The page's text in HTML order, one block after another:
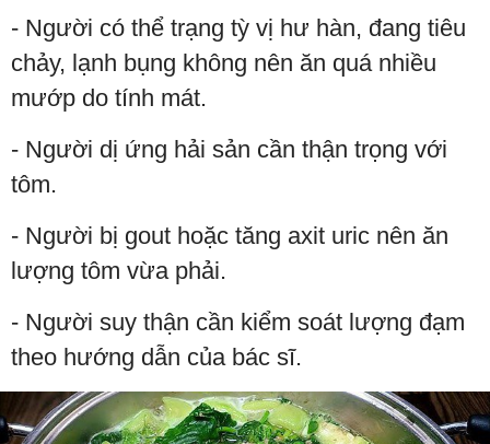
- Người có thể trạng tỳ vị hư hàn, đang tiêu
chảy, lạnh bụng không nên ăn quá nhiều
mướp do tính mát.
- Người dị ứng hải sản cần thận trọng với
tôm.
- Người bị gout hoặc tăng axit uric nên ăn
lượng tôm vừa phải.
- Người suy thận cần kiểm soát lượng đạm
theo hướng dẫn của bác sĩ.